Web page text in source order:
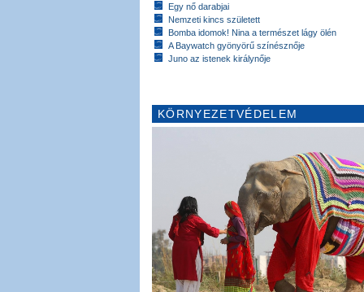
Egy nő darabjai
Nemzeti kincs született
Bomba idomok! Nina a természet lágy ölén
A Baywatch gyönyörű színésznője
Juno az istenek királynője
KÖRNYEZETVÉDELEM